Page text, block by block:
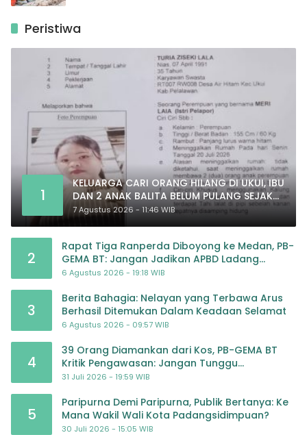
Peristiwa
1
KELUARGA CARI ORANG HILANG DI UKUI, IBU
DAN 2 ANAK BALITA BELUM PULANG SEJAK
20 JULI 2026
7 Agustus 2026 - 11:46 WIB
2
Rapat Tiga Ranperda Diboyong ke Medan, PB-
GEMA BT: Jangan Jadikan APBD Ladang
Pembiayaan yang Tak Perlu
6 Agustus 2026 - 19:18 WIB
3
Berita Bahagia: Nelayan yang Terbawa Arus
Berhasil Ditemukan Dalam Keadaan Selamat
6 Agustus 2026 - 09:57 WIB
4
39 Orang Diamankan dari Kos, PB-GEMA BT
Kritik Pengawasan: Jangan Tunggu
Masyarakat Bergerak Baru Negara Bertindak
31 Juli 2026 - 19:59 WIB
5
Paripurna Demi Paripurna, Publik Bertanya: Ke
Mana Wakil Wali Kota Padangsidimpuan?
30 Juli 2026 - 15:05 WIB